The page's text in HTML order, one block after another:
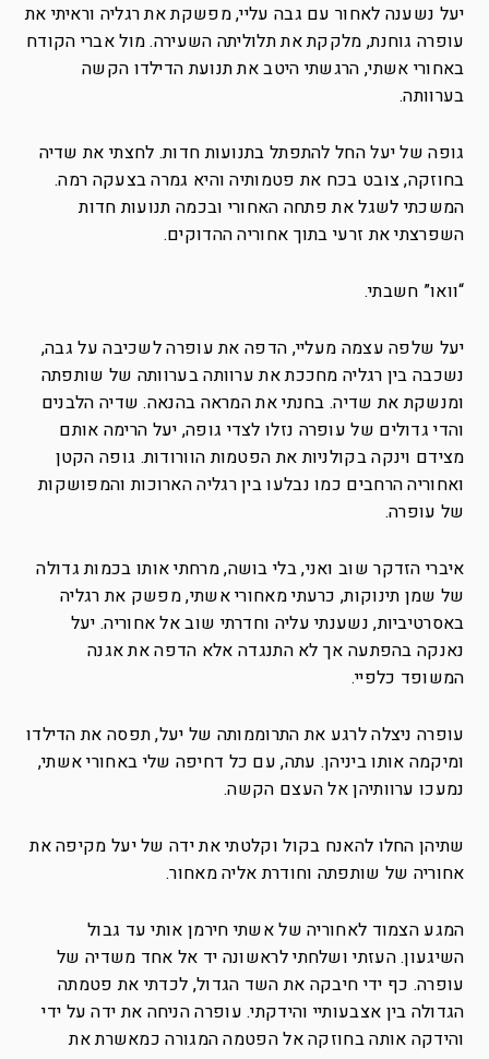
יעל נשענה לאחור עם גבה עליי, מפשקת את רגליה וראיתי את
עופרה גוחנת, מלקקת את תלוליתה השעירה. מול אברי הקודח
באחורי אשתי, הרגשתי היטב את תנועת הדילדו הקשה
בערוותה.
גופה של יעל החל להתפתל בתנועות חדות. לחצתי את שדיה
בחוזקה, צובט בכח את פטמותיה והיא גמרה בצעקה רמה.
המשכתי לשגל את פתחה האחורי ובכמה תנועות חדות
השפרצתי את זרעי בתוך אחוריה ההדוקים.
“וואו” חשבתי.
יעל שלפה עצמה מעליי, הדפה את עופרה לשכיבה על גבה,
נשכבה בין רגליה מחככת את ערוותה בערוותה של שותפתה
ומנשקת את שדיה. בחנתי את המראה בהנאה. שדיה הלבנים
והדי גדולים של עופרה נזלו לצדי גופה, יעל הרימה אותם
מצידם וינקה בקולניות את הפטמות הוורודות. גופה הקטן
ואחוריה הרחבים כמו נבלעו בין רגליה הארוכות והמפושקות
של עופרה.
איברי הזדקר שוב ואני, בלי בושה, מרחתי אותו בכמות גדולה
של שמן תינוקות, כרעתי מאחורי אשתי, מפשק את רגליה
באסרטיביות, נשענתי עליה וחדרתי שוב אל אחוריה. יעל
נאנקה בהפתעה אך לא התנגדה אלא הדפה את אגנה
המשופד כלפיי.
עופרה ניצלה לרגע את התרוממותה של יעל, תפסה את הדילדו
ומיקמה אותו ביניהן. עתה, עם כל דחיפה שלי באחורי אשתי,
נמעכו ערוותיהן אל העצם הקשה.
שתיהן החלו להאנח בקול וקלטתי את ידה של יעל מקיפה את
אחוריה של שותפתה וחודרת אליה מאחור.
המגע הצמוד לאחוריה של אשתי חירמן אותי עד גבול
השיגעון. העזתי ושלחתי לראשונה יד אל אחד משדיה של
עופרה. כף ידי חיבקה את השד הגדול, לכדתי את פטמתה
הגדולה בין אצבעותיי והידקתי. עופרה הניחה את ידה על ידי
והידקה אותה בחוזקה אל הפטמה המגורה כמאשרת את